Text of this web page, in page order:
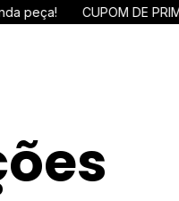
peça! CUPOM DE